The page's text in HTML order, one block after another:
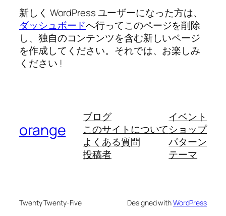
新しく WordPress ユーザーになった方は、
ダッシュボードへ行ってこのページを削除
し、独自のコンテンツを含む新しいページ
を作成してください。それでは、お楽しみ
ください !
orange
ブログ
このサイトについて
よくある質問
投稿者
イベント
ショップ
パターン
テーマ
Twenty Twenty-Five Designed withWordPress